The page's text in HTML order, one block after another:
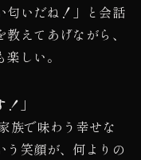
匂いだね！」と会話
えてあげながら、
しい。
」
族で味わう幸せな
う笑顔が、何よりの